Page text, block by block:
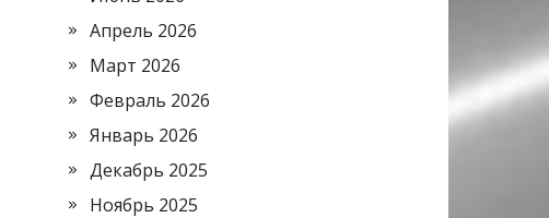
Апрель 2026
Март 2026
Февраль 2026
Январь 2026
Декабрь 2025
Ноябрь 2025